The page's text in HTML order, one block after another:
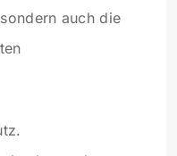
auch die